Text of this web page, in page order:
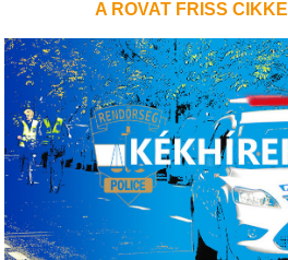
A ROVAT FRISS CIKKEI